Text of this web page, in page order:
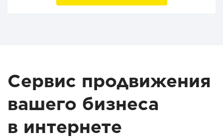
Сервис продвижения
вашего бизнеса
в интернете